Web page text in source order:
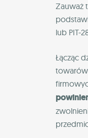
Zauważ
lub PIT-
Łącząc
towarów